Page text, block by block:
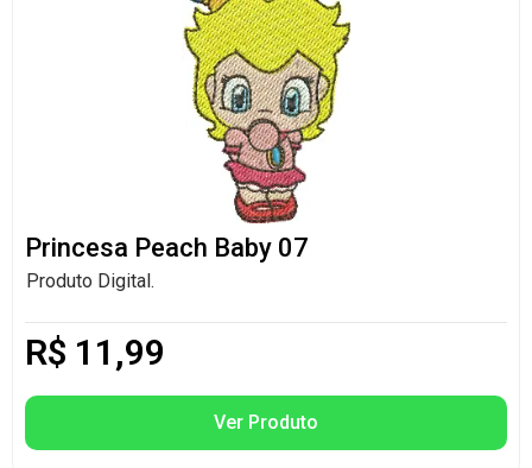
Princesa Peach Baby 07
Produto Digital.
R$ 11,99
Ver Produto